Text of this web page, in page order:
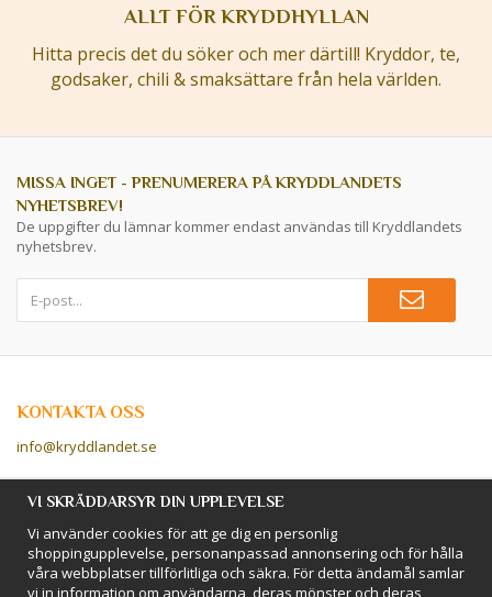
ALLT FÖR KRYDDHYLLAN
Hitta precis det du söker och mer därtill! Kryddor, te,
godsaker, chili & smaksättare från hela världen.
MISSA INGET - PRENUMERERA PÅ KRYDDLANDETS
NYHETSBREV!
De uppgifter du lämnar kommer endast användas till Kryddlandets
nyhetsbrev.
KONTAKTA OSS
info@kryddlandet.se
Följ oss på Facebook!
Följ oss på Instagram!
VI SKRÄDDARSYR DIN UPPLEVELSE
Vi använder cookies för att ge dig en personlig
shoppingupplevelse, personanpassad annonsering och för hålla
våra webbplatser tillförlitliga och säkra. För detta ändamål samlar
vi in information om användarna, deras mönster och deras